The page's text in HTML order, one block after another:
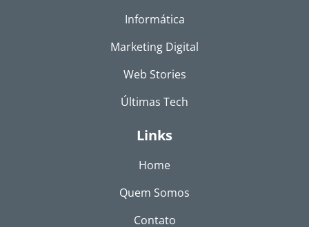
Informática
Marketing Digital
Web Stories
Últimas Tech
Links
Home
Quem Somos
Contato